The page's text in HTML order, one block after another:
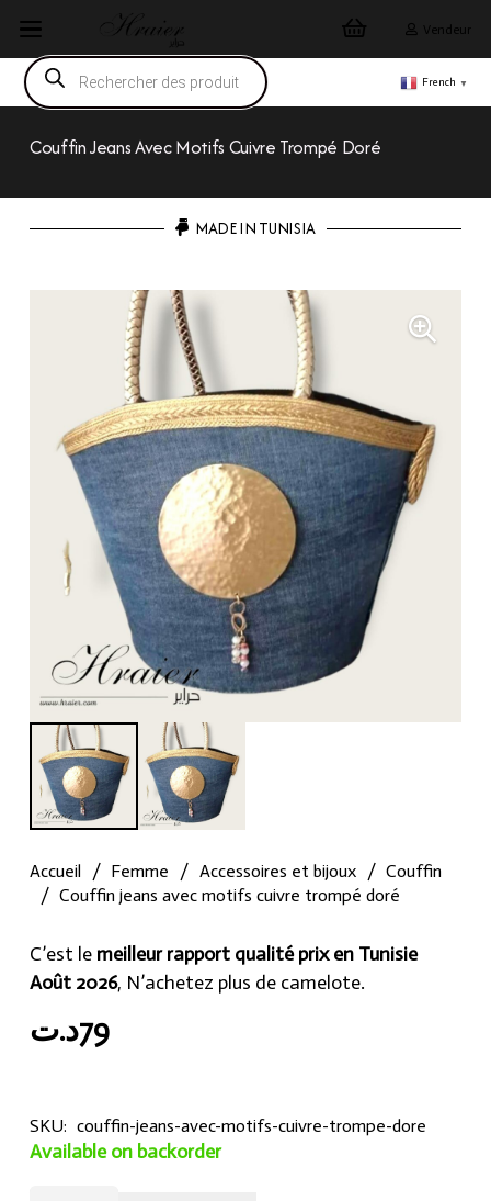
Vendeur
Recherche
de
produits
French ▼
Couffin Jeans Avec Motifs Cuivre Trompé Doré
MADE IN TUNISIA
Accueil / Femme / Accessoires et bijoux / Couffin
/ Couffin jeans avec motifs cuivre trompé doré
C’est le meilleur rapport qualité prix en Tunisie
Août 2026, N’achetez plus de camelote.
79د.ت
SKU: couffin-jeans-avec-motifs-cuivre-trompe-dore
Available on backorder